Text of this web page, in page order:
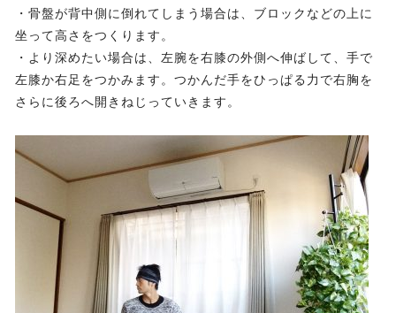
・骨盤が背中側に倒れてしまう場合は、ブロックなどの上に
坐って高さをつくります。
・より深めたい場合は、左腕を右膝の外側へ伸ばして、手で
左膝か右足をつかみます。つかんだ手をひっぱる力で右胸を
さらに後ろへ開きねじっていきます。